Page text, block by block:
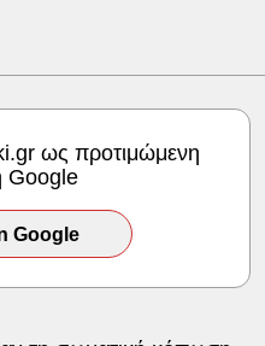
ως προτιμώμενη
Google
Google